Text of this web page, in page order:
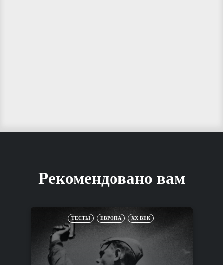
Рекомендовано вам
ТЕСТЫ ЕВРОПА XX ВЕК